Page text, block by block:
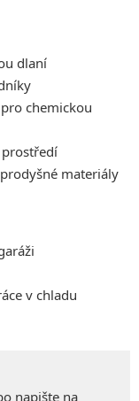
dlaní
chemickou
prostředí
materiály
v chladu
napište na